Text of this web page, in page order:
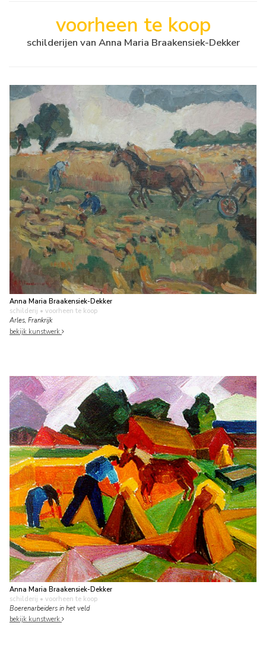
voorheen te koop
schilderijen van Anna Maria Braakensiek-Dekker
Anna Maria Braakensiek-Dekker
schilderij • voorheen te koop
Arles, Frankrijk
bekijk kunstwerk
Anna Maria Braakensiek-Dekker
schilderij • voorheen te koop
Boerenarbeiders in het veld
bekijk kunstwerk